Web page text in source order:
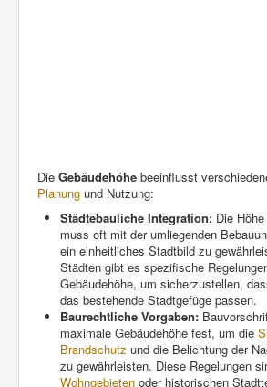
Die Gebäudehöhe beeinflusst
Planung und Nutzung:
Städtebauliche Integration: Die
muss oft mit der umliegenden
ein einheitliches Stadtbild zu
Städten gibt es spezifische
Gebäudehöhe, um sicherzustellen,
das bestehende Stadtgefüge passen.
Baurechtliche Vorgaben:
maximale Gebäudehöhe fest, um die
Brandschutz und die Belichtung der
zu gewährleisten. Diese Regelungen
Wohngebieten oder historischen